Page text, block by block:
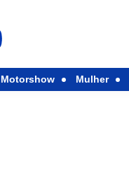
Motorshow Mulher